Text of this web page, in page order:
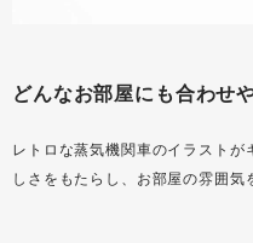
どんなお部屋にも合わせ
レトロな蒸気機関車のイラストが
しさをもたらし、お部屋の雰囲気